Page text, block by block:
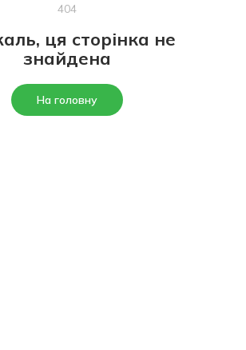
404
ця сторінка не
знайдена
На головну